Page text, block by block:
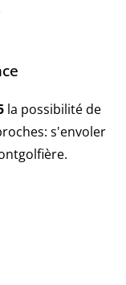
la possibilité de
s'envoler